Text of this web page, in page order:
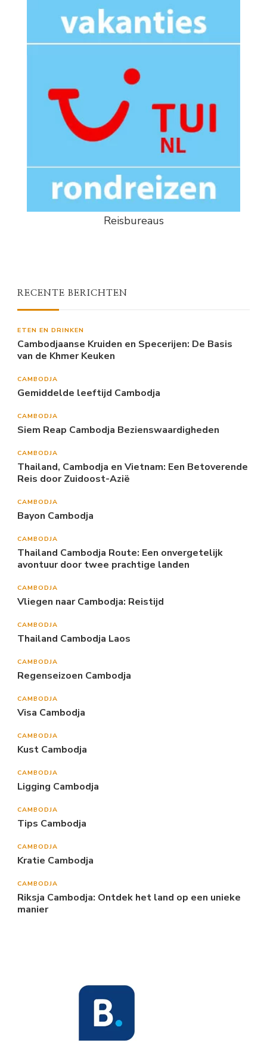
Reisbureaus
RECENTE BERICHTEN
ETEN EN DRINKEN
Cambodjaanse Kruiden en Specerijen: De Basis
van de Khmer Keuken
CAMBODJA
Gemiddelde leeftijd Cambodja
CAMBODJA
Siem Reap Cambodja Bezienswaardigheden
CAMBODJA
Thailand, Cambodja en Vietnam: Een Betoverende
Reis door Zuidoost-Azië
CAMBODJA
Bayon Cambodja
CAMBODJA
Thailand Cambodja Route: Een onvergetelijk
avontuur door twee prachtige landen
CAMBODJA
Vliegen naar Cambodja: Reistijd
CAMBODJA
Thailand Cambodja Laos
CAMBODJA
Regenseizoen Cambodja
CAMBODJA
Visa Cambodja
CAMBODJA
Kust Cambodja
CAMBODJA
Ligging Cambodja
CAMBODJA
Tips Cambodja
CAMBODJA
Kratie Cambodja
CAMBODJA
Riksja Cambodja: Ontdek het land op een unieke
manier